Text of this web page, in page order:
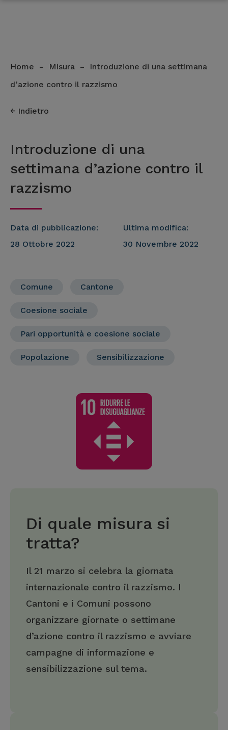
Home – Misura –
Introduzione di una settimana
d’azione contro il razzismo
Indietro
Introduzione di una
settimana d’azione contro il
razzismo
Data di pubblicazione:
28 Ottobre 2022
Ultima modifica:
30 Novembre 2022
Comune Cantone
Coesione sociale
Pari opportunità e coesione sociale
Popolazione Sensibilizzazione
Di quale misura si
tratta?
Il 21 marzo si celebra la giornata
internazionale contro il razzismo. I
Cantoni e i Comuni possono
organizzare giornate o settimane
d’azione contro il razzismo e avviare
campagne di informazione e
sensibilizzazione sul tema.